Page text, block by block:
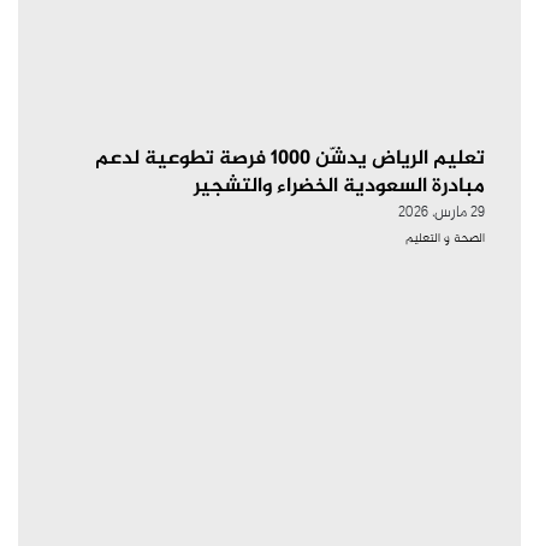
تعليم الرياض يدشّن 1000 فرصة تطوعية لدعم
مبادرة السعودية الخضراء والتشجير
29 مارس، 2026
الصحة و التعليم